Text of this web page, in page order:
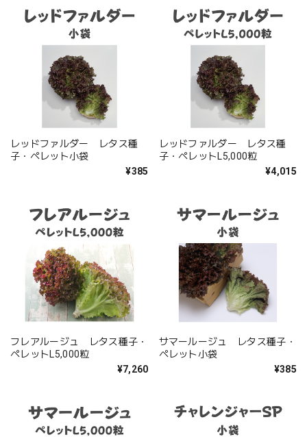
レッドファルダー レタス種
子・ペレット小袋
¥385
レッドファルダー レタス種
子・ペレットL5,000粒
¥4,015
フレアルージュ レタス種子・
ペレットL5,000粒
¥7,260
サマールージュ レタス種子・
ペレット小袋
¥385